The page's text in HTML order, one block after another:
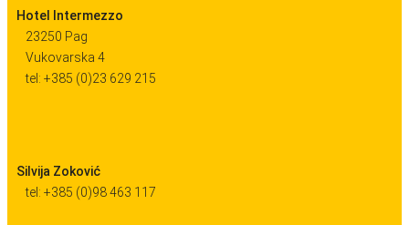
Hotel Intermezzo
23250 Pag
Vukovarska 4
tel: +385 (0)23 629 215
Silvija Zoković
tel: +385 (0)98 463 117